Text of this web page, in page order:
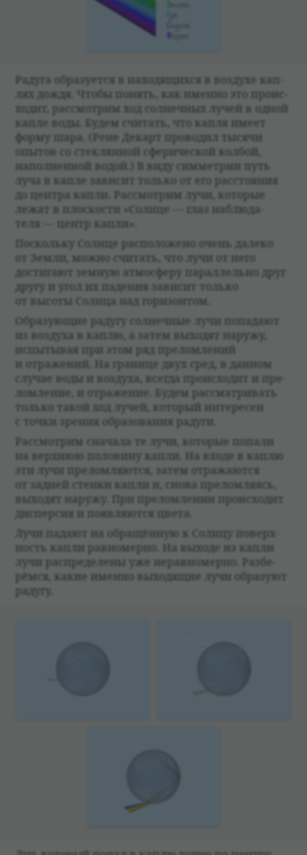
Радуга обра­зу­ется в нахо­дящихся в воз­духе кап­
лях дождя. Чтобы понять, как именно это про­ис­
хо­дит, рас­смот­рим ход сол­неч­ных лучей в одной
капле воды. Будем счи­тать, что капля имеет
форму шара. (Рене Декарт про­во­дил тысячи
опытов со стек­лян­ной сфе­ри­че­ской кол­бой,
напол­нен­ной водой.) В виду симмет­рии путь
луча в капле зави­сит только от его рас­сто­я­ния
до цен­тра капли. Рас­смот­рим лучи, кото­рые
лежат в плос­ко­сти «Солнце — глаз наблю­да­
теля — центр капли».
Поскольку Солнце рас­по­ложено очень далеко
от Земли, можно счи­тать, что лучи от него
достигают зем­ную атмо­сферу парал­лельно друг
другу и угол их паде­ния зави­сит только
от высоты Солнца над гори­зон­том.
Обра­зующие радугу сол­неч­ные лучи попа­дают
из воз­духа в каплю, а затем выхо­дят наружу,
испыты­вая при этом ряд пре­лом­ле­ний
и отраже­ний. На гра­нице двух сред, в дан­ном
слу­чае воды и воз­духа, все­гда про­ис­хо­дит и пре­
лом­ле­ние, и отраже­ние. Будем рас­смат­ри­вать
только такой ход лучей, кото­рый инте­ре­сен
с точки зре­ния обра­зо­ва­ния радуги.
Рас­смот­рим сна­чала те лучи, кото­рые попали
на верх­нюю поло­вину капли. На входе в каплю
эти лучи пре­лом­ляются, затем отражаются
от зад­ней стенки капли и, снова пре­лом­ля­ясь,
выхо­дят наружу. При пре­лом­ле­нии про­ис­хо­дит
диспер­сия и появ­ляются цвета.
Лучи падают на обращён­ную к Солнцу поверх­
ность капли рав­но­мерно. На выходе из капли
лучи рас­пре­де­лены уже нерав­но­мерно. Раз­бе­
рёмся, какие именно выхо­дящие лучи обра­зуют
радугу.